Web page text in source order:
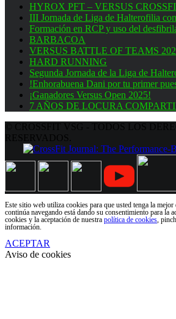
HYROX PFT – VERSUS
III Jornada de Liga de Halterofilia
Formación en RCP y uso del
BARBACOA
VERSUS BATTLE OF TEAMS
HARD RUNNING
Segunda Jornada de la Liga de
!Enhorabuena Dani por tu primer
¡Ganadores Versus Open 2025!
7 AÑOS DE LOCURA
Este sitio web utiliza cookies para que usted tenga la
continúa navegando está dando su consentimiento para la
cookies y la aceptación de nuestra política de cookies ,
información.
ACEPTAR
Aviso de cookies